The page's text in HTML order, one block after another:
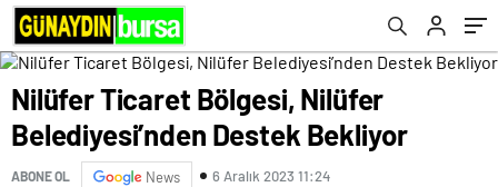
Nilüfer Ticaret Bölgesi, Nilüfer
Belediyesi’nden Destek Bekliyor
ABONE OL News 6 Aralık 2023 11:24